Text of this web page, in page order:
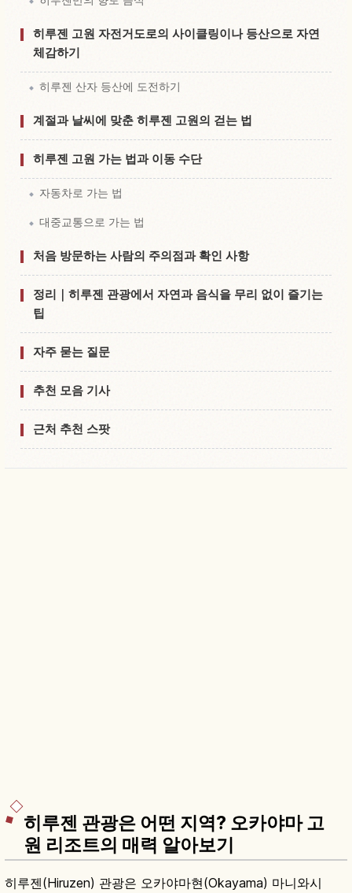
히루젠 고원 자전거도로의 사이클링이나 등산으로 자연
체감하기
히루젠 산자 등산에 도전하기
계절과 날씨에 맞춘 히루젠 고원의 걷는 법
히루젠 고원 가는 법과 이동 수단
자동차로 가는 법
대중교통으로 가는 법
처음 방문하는 사람의 주의점과 확인 사항
정리｜히루젠 관광에서 자연과 음식을 무리 없이 즐기는
팁
자주 묻는 질문
추천 모음 기사
근처 추천 스팟
히루젠 관광은 어떤 지역? 오카야마 고
원 리조트의 매력 알아보기
히루젠(Hiruzen) 관광은 오카야마현(Okayama) 마니와시